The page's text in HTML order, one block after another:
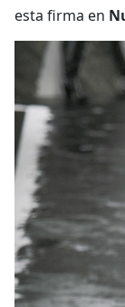
esta firma en